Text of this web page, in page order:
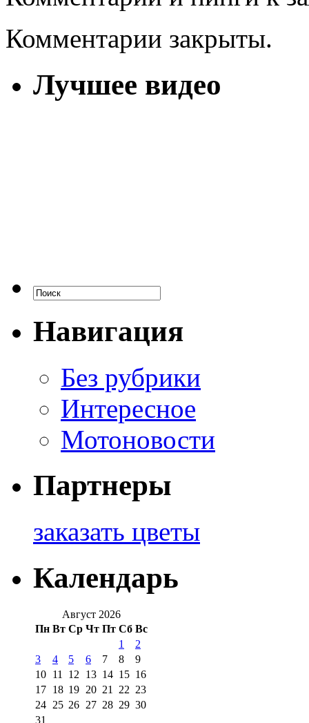
Комментарии закрыты.
Лучшее видео
Навигация
Без рубрики
Интересное
Мотоновости
Партнеры
заказать цветы
Календарь
Август 2026
Пн Вт Ср Чт Пт Сб Вс
1
2
3
4 5 6 7 8
9
10 11 12 13 14 15 16
17 18 19 20 21 22 23
24 25 26 27 28 29 30
31